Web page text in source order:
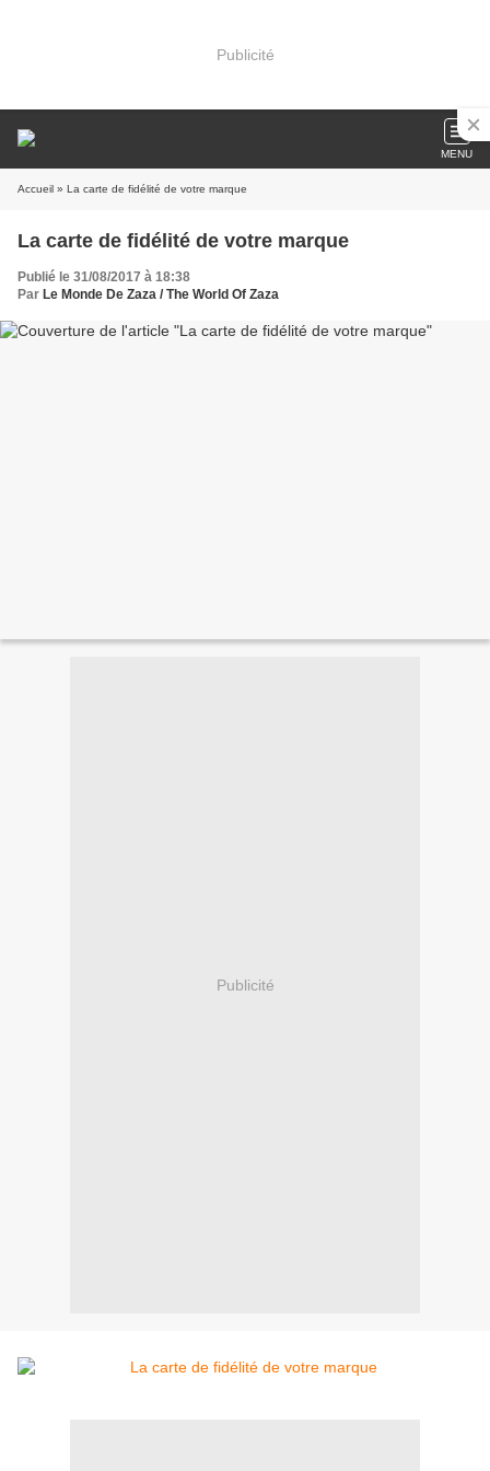
Publicité
MENU
Accueil » La carte de fidélité de votre marque
La carte de fidélité de votre marque
Publié le 31/08/2017 à 18:38
Par Le Monde De Zaza / The World Of Zaza
Publicité